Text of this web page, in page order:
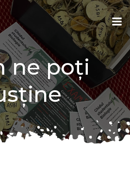
Skip
content
ne poți